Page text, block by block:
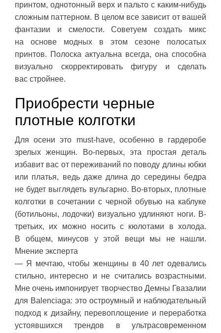
принтом, однотонный верх и пальто с каким-нибудь
сложным паттерном. В целом все зависит от вашей
фантазии и смелости. Советуем создать микс
на основе модных в этом сезоне полосатых
принтов. Полоска актуальна всегда, она способна
визуально скорректировать фигуру и сделать
вас стройнее.
Приобрести черные
плотные колготки
Для осени это must-have, особенно в гардеробе
зрелых женщин. Во-первых, эта простая деталь
избавит вас от переживаний по поводу длины юбки
или платья, ведь даже длина до середины бедра
не будет выглядеть вульгарно. Во-вторых, плотные
колготки в сочетании с черной обувью на каблуке
(ботильоны, лодочки) визуально удлиняют ноги. В-
третьих, их можно носить с кюлотами в холода.
В общем, минусов у этой вещи мы не нашли.
Мнение эксперта
— Я мечтаю, чтобы женщины в 40 лет одевались
стильно, интересно и не считались возрастными.
Мне очень импонирует творчество Демны Гвазалии
для Balenciaga: это остроумный и наблюдательный
подход к дизайну, перевоплощение и переработка
устоявшихся трендов в ультрасовременном